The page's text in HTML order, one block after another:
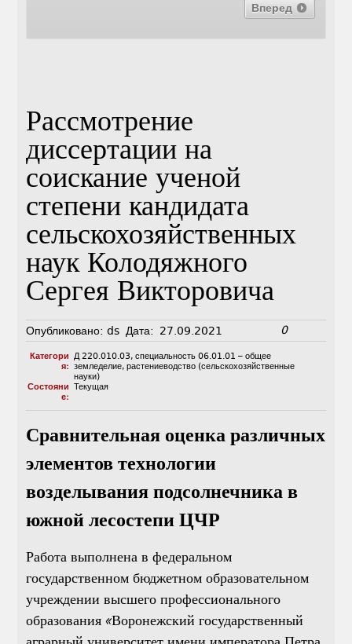
Вперед
Рассмотрение
диссертации на
соискание ученой
степени кандидата
сельскохозяйственных
наук Колодяжного
Сергея Викторовича
Опубликовано: ds Дата: 27.09.2021 0
Категори
я:
Д 220.010.03, специальность 06.01.01 – общее
земледелие, растениеводство (сельскохозяйственные
науки)
Состояни
е:
Текущая
Сравнительная оценка различных
элементов технологии
возделывания подсолнечника в
южной лесостепи ЦЧР
Работа выполнена в федеральном
государственном бюджетном образовательном
учреждении высшего профессионального
образования «Воронежский государственный